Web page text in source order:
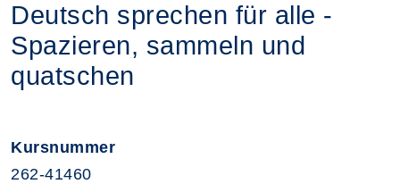
Deutsch sprechen für alle -
Spazieren, sammeln und
quatschen
Kursnummer
262-41460